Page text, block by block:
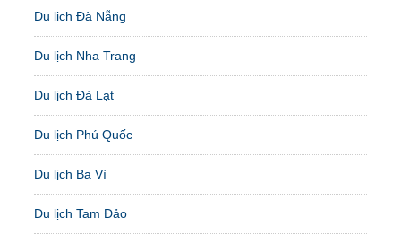
Du lịch Đà Nẵng
Du lịch Nha Trang
Du lịch Đà Lạt
Du lịch Phú Quốc
Du lịch Ba Vì
Du lịch Tam Đảo